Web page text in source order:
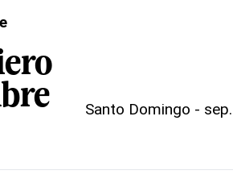
Santo Domingo -